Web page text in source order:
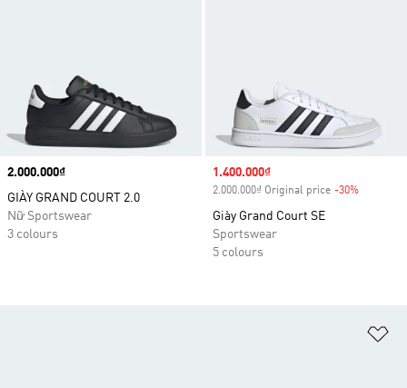
Price
2.000.000₫
GIÀY GRAND COURT 2.0
Nữ Sportswear
3 colours
Sale price
1.400.000₫
2.000.000₫ Original price -30%
Giày Grand Court SE
Sportswear
5 colours